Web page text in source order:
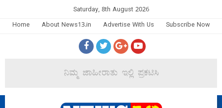
Saturday, 8th August 2026
Home
About News13.in Advertise With Us Subscribe Now